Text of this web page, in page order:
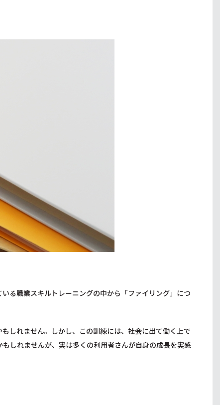
る職業スキルトレーニングの中から「ファイリング」につ
しれません。しかし、この訓練には、社会に出て働く上で
しれませんが、実は多くの利用者さんが自身の成長を実感